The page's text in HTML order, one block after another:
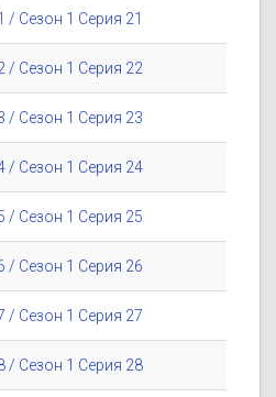
/ Сезон 1 Серия 21
/ Сезон 1 Серия 22
/ Сезон 1 Серия 23
/ Сезон 1 Серия 24
/ Сезон 1 Серия 25
/ Сезон 1 Серия 26
/ Сезон 1 Серия 27
/ Сезон 1 Серия 28